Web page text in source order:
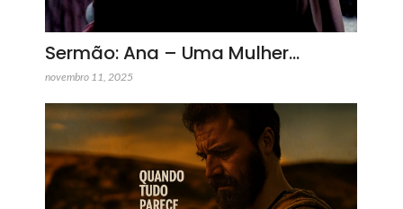
Sermão: Ana – Uma Mulher…
novembro 11, 2025